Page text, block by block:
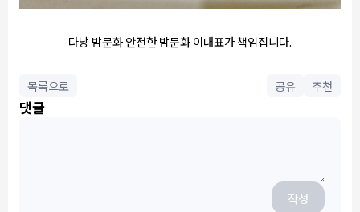
다낭 밤문화 안전한 밤문화 이대표가 책임집니다.
목록으로 공유 추천
댓글
작성